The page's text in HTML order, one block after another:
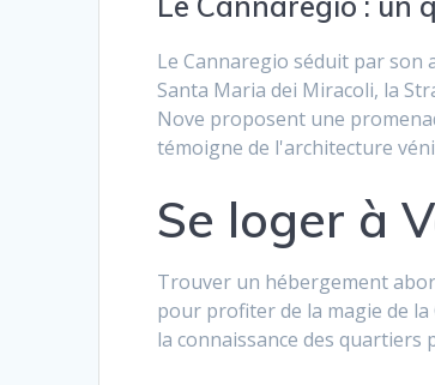
Le Cannaregio séduit par son
Santa Maria dei Miracoli, la
Nove proposent une
témoigne de l'architecture
Se loger à
Trouver un hébergement
pour profiter de la magie de
la connaissance des